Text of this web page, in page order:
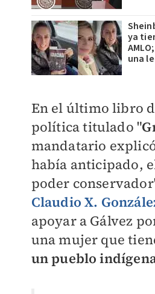
ya
una
En el último libro
política titulado "
mandatario
había anticipado,
poder
Claudio X.
apoyar a Gálvez
una mujer que
un pueblo